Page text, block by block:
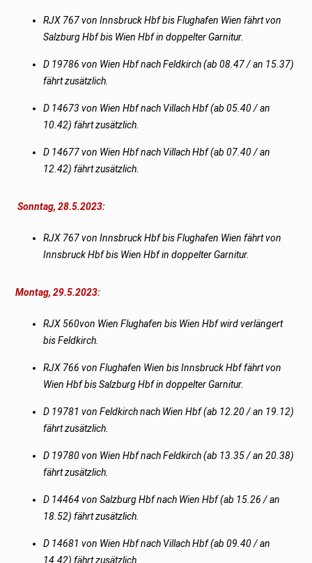
RJX 767 von Innsbruck Hbf bis Flughafen Wien fährt von
Salzburg Hbf bis Wien Hbf in doppelter Garnitur.
D 19786 von Wien Hbf nach Feldkirch (ab 08.47 / an 15.37)
fährt zusätzlich.
D 14673 von Wien Hbf nach Villach Hbf (ab 05.40 / an
10.42) fährt zusätzlich.
D 14677 von Wien Hbf nach Villach Hbf (ab 07.40 / an
12.42) fährt zusätzlich.
Sonntag, 28.5.2023:
RJX 767 von Innsbruck Hbf bis Flughafen Wien fährt von
Innsbruck Hbf bis Wien Hbf in doppelter Garnitur.
Montag, 29.5.2023:
RJX 560von Wien Flughafen bis Wien Hbf wird verlängert
bis Feldkirch.
RJX 766 von Flughafen Wien bis Innsbruck Hbf fährt von
Wien Hbf bis Salzburg Hbf in doppelter Garnitur.
D 19781 von Feldkirch nach Wien Hbf (ab 12.20 / an 19.12)
fährt zusätzlich.
D 19780 von Wien Hbf nach Feldkirch (ab 13.35 / an 20.38)
fährt zusätzlich.
D 14464 von Salzburg Hbf nach Wien Hbf (ab 15.26 / an
18.52) fährt zusätzlich.
D 14681 von Wien Hbf nach Villach Hbf (ab 09.40 / an
14.42) fährt zusätzlich.